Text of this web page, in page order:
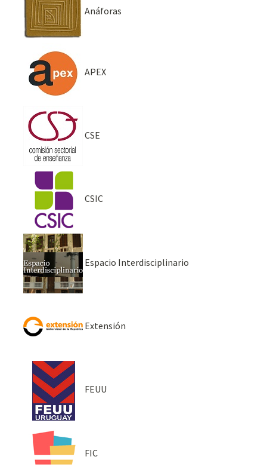
Anáforas
APEX
CSE
CSIC
Espacio Interdisciplinario
Extensión
FEUU
FIC